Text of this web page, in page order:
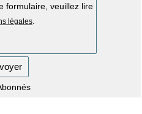
formulaire, veuillez lire
légales